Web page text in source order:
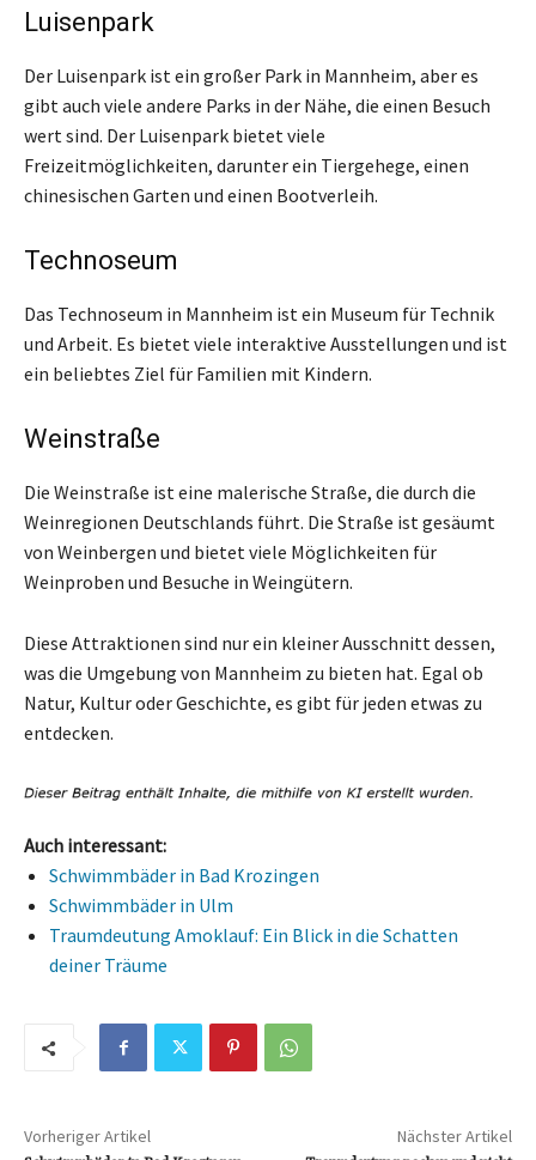
Luisenpark
Der Luisenpark ist ein großer Park in Mannheim, aber es
gibt auch viele andere Parks in der Nähe, die einen Besuch
wert sind. Der Luisenpark bietet viele
Freizeitmöglichkeiten, darunter ein Tiergehege, einen
chinesischen Garten und einen Bootverleih.
Technoseum
Das Technoseum in Mannheim ist ein Museum für Technik
und Arbeit. Es bietet viele interaktive Ausstellungen und ist
ein beliebtes Ziel für Familien mit Kindern.
Weinstraße
Die Weinstraße ist eine malerische Straße, die durch die
Weinregionen Deutschlands führt. Die Straße ist gesäumt
von Weinbergen und bietet viele Möglichkeiten für
Weinproben und Besuche in Weingütern.
Diese Attraktionen sind nur ein kleiner Ausschnitt dessen,
was die Umgebung von Mannheim zu bieten hat. Egal ob
Natur, Kultur oder Geschichte, es gibt für jeden etwas zu
entdecken.
Auch interessant:
Schwimmbäder in Bad Krozingen
Schwimmbäder in Ulm
Traumdeutung Amoklauf: Ein Blick in die Schatten
deiner Träume
Vorheriger Artikel Nächster Artikel